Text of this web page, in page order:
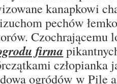
kanapkowi
pechów
Czochrającemu
firma
człopianka
ogródów w Pile